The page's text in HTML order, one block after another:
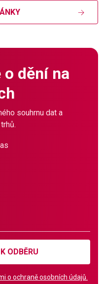
o dění na
souhrnu dat a
ODBĚRU
o ochraně osobních údajů.